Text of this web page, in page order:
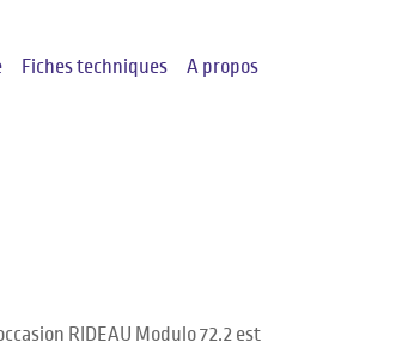
Fiches techniques A propos
RIDEAU Modulo 72.2 est